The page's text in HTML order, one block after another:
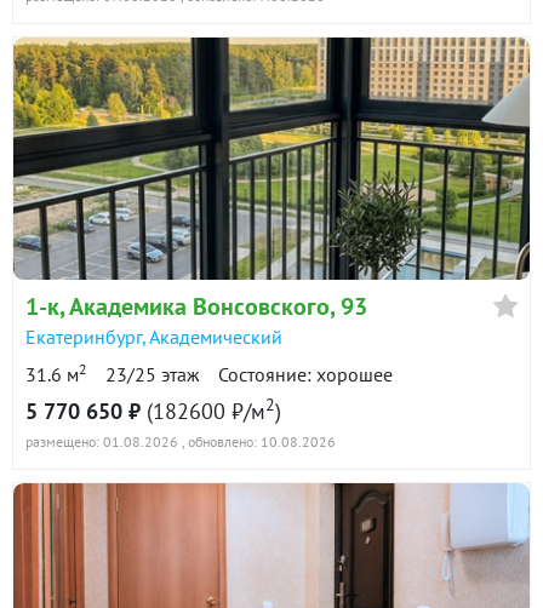
1-к, Академика Вонсовского, 93
Екатеринбург,Академический
31.6 м2 23/25 этаж Состояние: хорошее
5 770 650 ₽ (182600 ₽/м2)
размещено: 01.08.2026 , обновлено: 10.08.2026